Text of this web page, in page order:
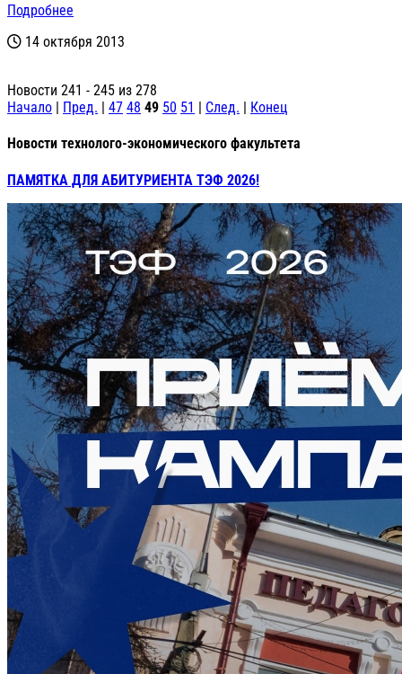
Подробнее
14 октября 2013
Новости 241 - 245 из 278
Начало | Пред. | 47 48 49 50 51 | След. | Конец
Новости технолого-экономического факультета
ПАМЯТКА ДЛЯ АБИТУРИЕНТА ТЭФ 2026!